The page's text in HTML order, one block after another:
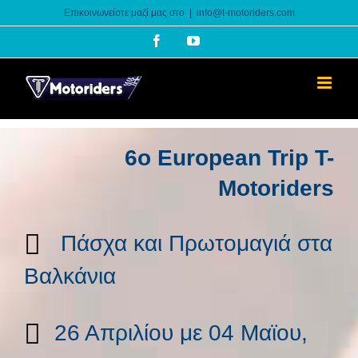
to
Επικοινωνείστε μαζί μας στο info@t-motoriders.com
FacebookYouTube
6o European Trip T-
Motoriders
Πάσχα και Πρωτομαγιά στα
Βαλκάνια
26 Απριλίου με 04 Μαϊου,